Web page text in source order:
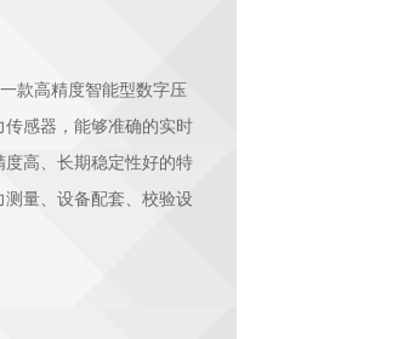
款高精度智能型数字压
传感器，能够准确的实时
度高、长期稳定性好的特
测量、设备配套、校验设